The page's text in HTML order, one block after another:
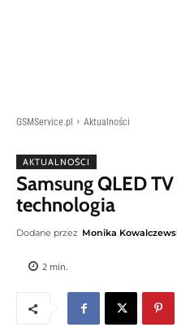
GSMService.pl Aktualności
AKTUALNOŚCI
Samsung QLED
technologia
Dodane przez Monika
2 min.